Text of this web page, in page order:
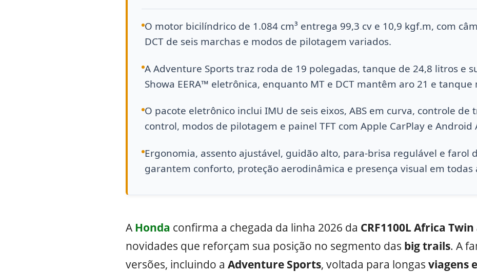
O motor bicilíndrico de 1.084 cm³ entrega 99,3 cv e 10,9 kgf.m, com
DCT de seis marchas e modos de pilotagem variados.
A Adventure Sports traz roda de 19 polegadas, tanque de 24,8 litros e
Showa EERA™ eletrônica, enquanto MT e DCT mantêm aro 21 e tanque
O pacote eletrônico inclui IMU de seis eixos, ABS em curva, controle de
control, modos de pilotagem e painel TFT com Apple CarPlay e Android
Ergonomia, assento ajustável, guidão alto, para-brisa regulável e farol
garantem conforto, proteção aerodinâmica e presença visual em todas
A Honda confirma a chegada da linha 2026 da CRF1100L Africa
novidades que reforçam sua posição no segmento das big trails. A
versões, incluindo a Adventure Sports, voltada para longas viagens